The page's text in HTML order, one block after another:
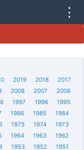
⋮
2019 2018
2017
2008 2007
2006
1997 1996
1995
1986 1985
1984
1975 1974
1973
1964 1963
1962
1953 1952
1951